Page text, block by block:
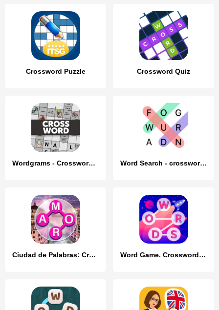
Crossword Puzzle Crossword Quiz
Wordgrams - Crossword & Puzzle Word Search - crossword puzzle
Ciudad de Palabras: Crucigrama Word Game. Crossword Search Pu